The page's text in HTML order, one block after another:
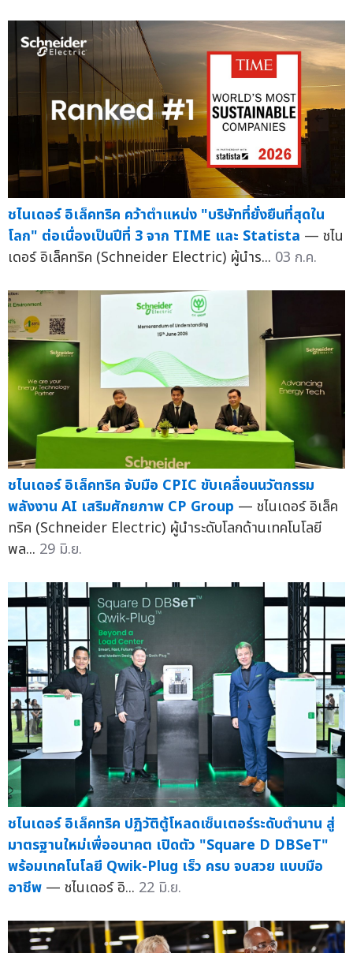
ชไนเดอร์ อิเล็คทริค คว้าตำแหน่ง "บริษัทที่ยั่งยืนที่สุดใน
โลก" ต่อเนื่องเป็นปีที่ 3 จาก TIME และ Statista — ชไน
เดอร์ อิเล็คทริค (Schneider Electric) ผู้นำร... 03 ก.ค.
ชไนเดอร์ อิเล็คทริค จับมือ CPIC ขับเคลื่อนนวัตกรรม
พลังงาน AI เสริมศักยภาพ CP Group — ชไนเดอร์ อิเล็ค
ทริค (Schneider Electric) ผู้นำระดับโลกด้านเทคโนโลยี
พล... 29 มิ.ย.
ชไนเดอร์ อิเล็คทริค ปฏิวัติตู้โหลดเซ็นเตอร์ระดับตำนาน สู่
มาตรฐานใหม่เพื่ออนาคต เปิดตัว "Square D DBSeT"
พร้อมเทคโนโลยี Qwik-Plug เร็ว ครบ จบสวย แบบมือ
อาชีพ — ชไนเดอร์ อิ... 22 มิ.ย.